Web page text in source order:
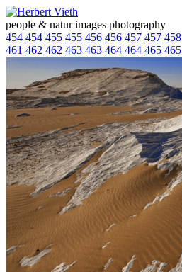
people & natur images photography
454 454 455 455 456 456 457 457 458
461 462 462 463 463 464 464 465 465